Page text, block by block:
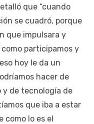
que “cuando
se cuadró, porque
que impulsara y
participamos y
hoy le da un
hacer de
de tecnología de
que iba a estar
como lo es el